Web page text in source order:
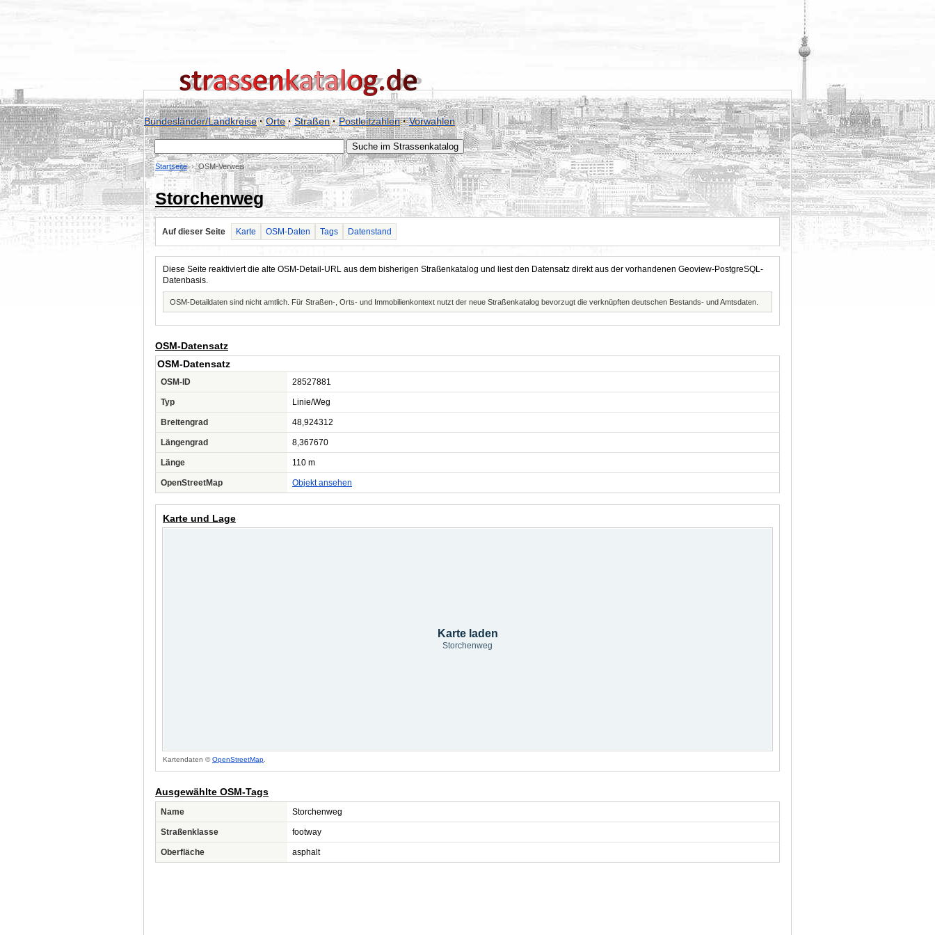
Bundesländer/Landkreise·Orte·Straßen·Postleitzahlen·Vorwahlen
Startseite OSM-Verweis
Storchenweg
Auf dieser Seite Karte OSM-Daten Tags Datenstand
Diese Seite reaktiviert die alte OSM-Detail-URL aus dem bisherigen Straßenkatalog und liest den Datensatz direkt aus der vorhandenen Geoview-PostgreSQL-
Datenbasis.
OSM-Detaildaten sind nicht amtlich. Für Straßen-, Orts- und Immobilienkontext nutzt der neue Straßenkatalog bevorzugt die verknüpften deutschen Bestands- und Amtsdaten.
OSM-Datensatz
OSM-Datensatz
OSM-ID 28527881
Typ Linie/Weg
Breitengrad 48,924312
Längengrad 8,367670
Länge 110 m
OpenStreetMap Objekt ansehen
Karte und Lage
Karte laden
Storchenweg
Kartendaten ©OpenStreetMap
Ausgewählte OSM-Tags
Name Storchenweg
Straßenklasse footway
Oberfläche asphalt